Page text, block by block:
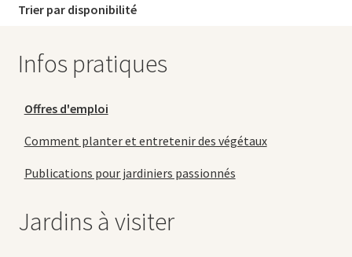
Trier par disponibilité
Infos pratiques
Offres d'emploi
Comment planter et entretenir des végétaux
Publications pour jardiniers passionnés
Jardins à visiter